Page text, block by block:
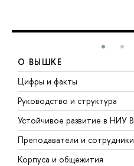
О ВЫШКЕ
Цифры и факты
Руководство и структура
Устойчивое развитие в НИУ
Преподаватели и сотрудники
Корпуса и общежития